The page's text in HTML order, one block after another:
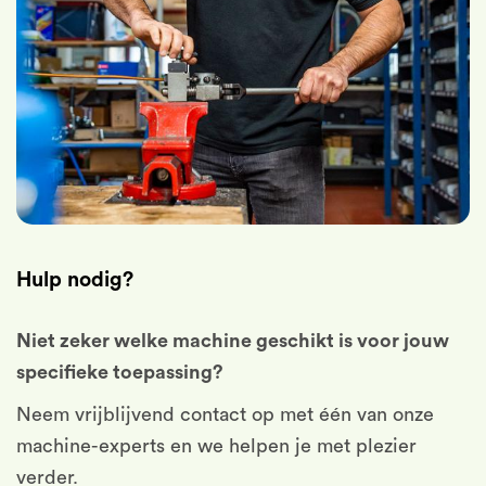
Hulp nodig?
Niet zeker welke machine geschikt is voor jouw
specifieke toepassing?
Neem vrijblijvend contact op met één van onze
machine-experts en we helpen je met plezier
verder.